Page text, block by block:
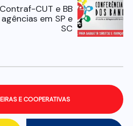
CUT e BB
em SP e
SC
E COOPERATIVAS